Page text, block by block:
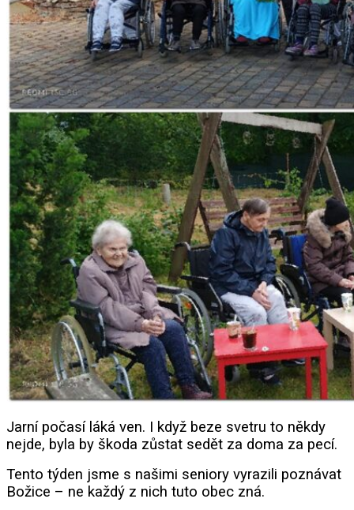
Jarní počasí láká ven. I když beze svetru to někdy
nejde, byla by škoda zůstat sedět za doma za pecí.
Tento týden jsme s našimi seniory vyrazili poznávat
Božice – ne každý z nich tuto obec zná.